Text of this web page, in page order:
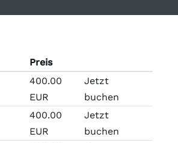
Preis
400.00
EUR
Jetzt
buchen
400.00
EUR
Jetzt
buchen